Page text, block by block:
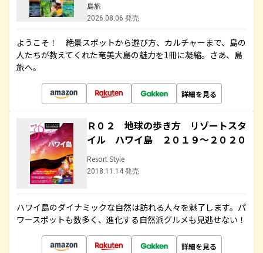
島旅
2026.08.06 発売
ようこそ！ 絶景スポットから遊び方、カルチャーまで、島の
人たちが教えてくれた奄美大島の魅力を1冊に凝縮。さあ、島
旅へ。
詳細を見る
Ｒ０２ 地球の歩き方 リゾートスタ
イル ハワイ島 ２０１９～２０２０
Resort Style
2018.11.14 発売
ハワイ島のダイナミックな自然は訪れる人々を魅了します。パ
ワースポットも数多く、進化する自然派グルメも見逃せない！
詳細を見る